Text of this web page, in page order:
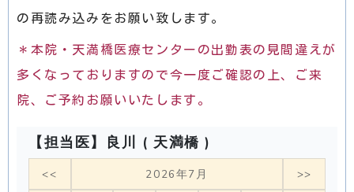
の再読み込みをお願い致します。
＊本院・天満橋医療センターの出勤表の見間違えが
多くなっておりますので今一度ご確認の上、ご来
院、ご予約お願いいたします。
【担当医】良川 ( 天満橋 )
<< 2026年7月 >>